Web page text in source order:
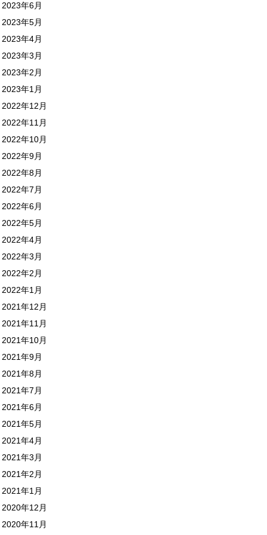
2023年6月
2023年5月
2023年4月
2023年3月
2023年2月
2023年1月
2022年12月
2022年11月
2022年10月
2022年9月
2022年8月
2022年7月
2022年6月
2022年5月
2022年4月
2022年3月
2022年2月
2022年1月
2021年12月
2021年11月
2021年10月
2021年9月
2021年8月
2021年7月
2021年6月
2021年5月
2021年4月
2021年3月
2021年2月
2021年1月
2020年12月
2020年11月